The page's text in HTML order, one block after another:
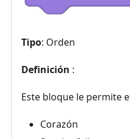
Tipo: Orden
Definición :
Este bloque le permite
Corazón